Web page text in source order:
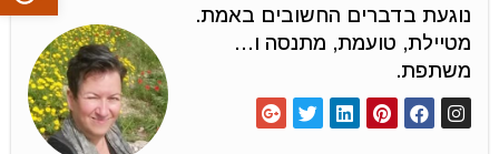
נוגעת בדברים החשובים באמת.
מטיילת, טועמת, מתנסה ו…
משתפת.